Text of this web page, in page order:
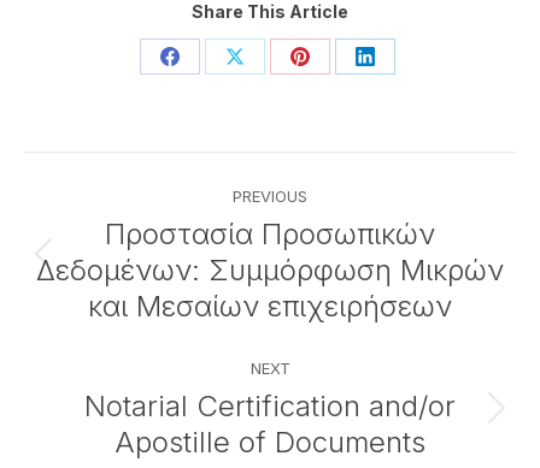
Share This Article
Share Share Share Share
navigation
PREVIOUS
Previous
post:
Προστασία Προσωπικών
Δεδομένων: Συμμόρφωση Μικρών
και Μεσαίων επιχειρήσεων
NEXT
Next
post:
Notarial Certification and/or
Apostille of Documents